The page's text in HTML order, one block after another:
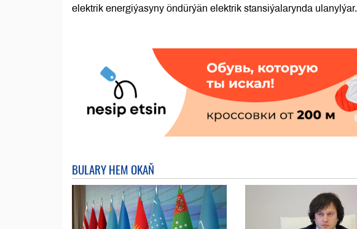
elektrik energiýasyny öndürýän elektrik stansiýalarynda ulanylýar.
BULARY HEM OKAŇ